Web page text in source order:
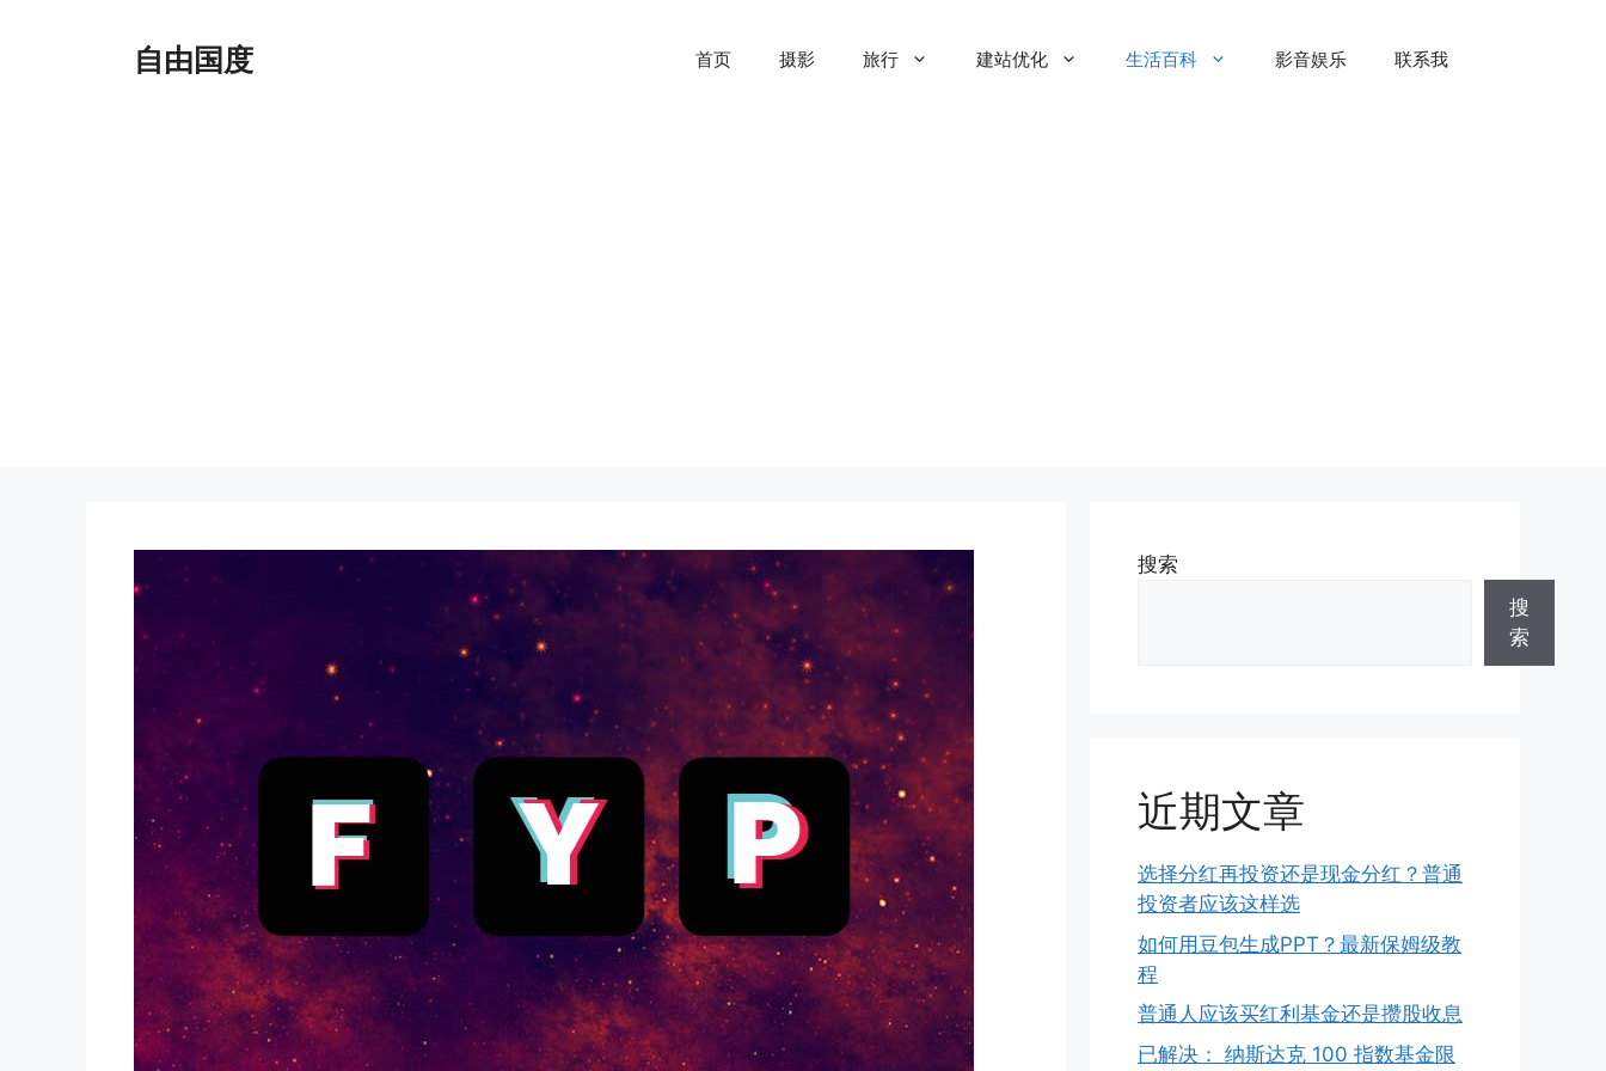
自由国度 首页 摄影 旅行 建站优化 生活百科 影音娱乐 联系我
搜索
搜
索
近期文章
选择分红再投资还是现金分红？普通
投资者应该这样选
如何用豆包生成PPT？最新保姆级教
程
普通人应该买红利基金还是攒股收息
已解决： 纳斯达克 100 指数基金限